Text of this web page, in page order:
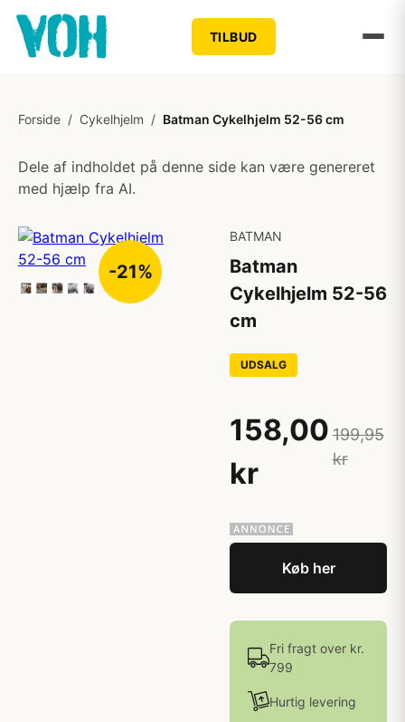
TILBUD
Forside / Cykelhjelm / Batman Cykelhjelm 52-56 cm
Dele af indholdet på denne side kan være genereret
med hjælp fra AI.
-21%
BATMAN
Batman
Cykelhjelm 52-56
cm
UDSALG
158,00
kr
199,95
kr
Køb her
Fri fragt over kr.
799
Hurtig levering